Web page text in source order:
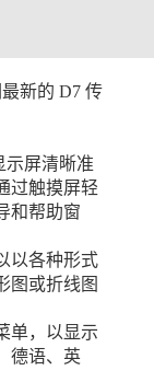
新的 D7 传
示屏清晰准
过触摸屏轻
和帮助窗
以各种形式
图或折线图
单，以显示
德语、英